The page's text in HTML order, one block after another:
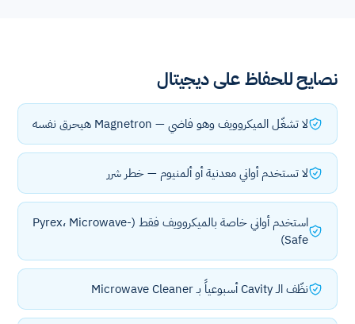
نصايح للحفاظ على ديجيتال
لا تشغّل الميكروويف وهو فاضي — Magnetron هيحرق نفسه
لا تستخدم أواني معدنية أو ألمنيوم — خطر شرر
استخدم أواني خاصة بالميكروويف فقط (Pyrex، Microwave-
Safe)
نظّف الـ Cavity أسبوعياً بـ Microwave Cleaner